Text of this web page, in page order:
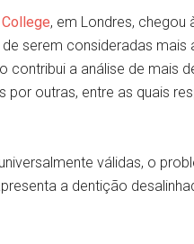
College, em Londres,
serem consideradas
contribui a análise de mais
por outras, entre as quais
válidas, o
a dentição